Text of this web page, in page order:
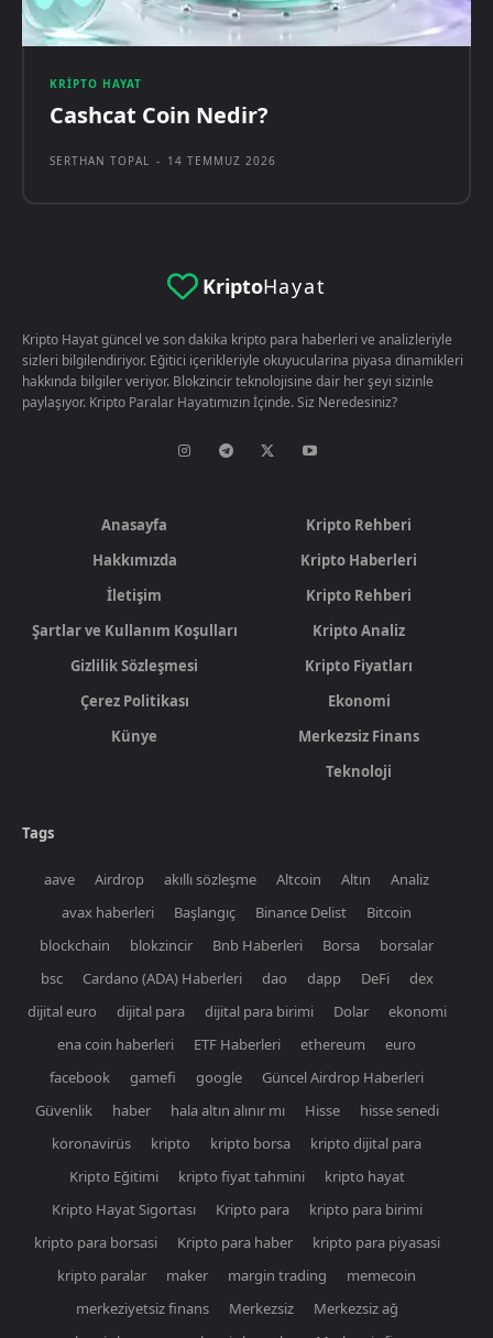
KRIPTO HAYAT
Cashcat Coin Nedir?
SERTHAN TOPAL - 14 TEMMUZ 2026
KriptoHayat
Kripto Hayat güncel ve son dakika kripto para haberleri ve analizleriyle
sizleri bilgilendiriyor. Eğitici içerikleriyle okuyucularina piyasa dinamikleri
hakkında bilgiler veriyor. Blokzincir teknolojisine dair her şeyi sizinle
paylaşıyor. Kripto Paralar Hayatımızın İçinde. Siz Neredesiniz?
Anasayfa
Hakkımızda
İletişim
Şartlar ve Kullanım Koşulları
Gizlilik Sözleşmesi
Çerez Politikası
Künye
Kripto Rehberi
Kripto Haberleri
Kripto Rehberi
Kripto Analiz
Kripto Fiyatları
Ekonomi
Merkezsiz Finans
Teknoloji
Tags
aave Airdrop akıllı sözleşme Altcoin Altın
Analiz
avax haberleri
Başlangıç Binance Delist
Bitcoin
blockchain
blokzincir Bnb Haberleri Borsa
borsalar
bsc
Cardano (ADA) Haberleri dao dapp DeFi
dex
dijital euro
dijital para dijital para birimi Dolar
ekonomi
ena coin haberleri
ETF Haberleri ethereum
euro
facebook
gamefi google
Güncel Airdrop Haberleri
Güvenlik
haber hala altın alınır mı Hisse
hisse senedi
koronavirüs
kripto kripto borsa
kripto dijital para
Kripto Eğitimi
kripto fiyat tahmini
kripto hayat
Kripto Hayat Sigortası
Kripto para
kripto para birimi
kripto para borsasi
Kripto para haber
kripto para piyasasi
kripto paralar
maker margin trading
memecoin
merkeziyetsiz finans
Merkezsiz
Merkezsiz ağ